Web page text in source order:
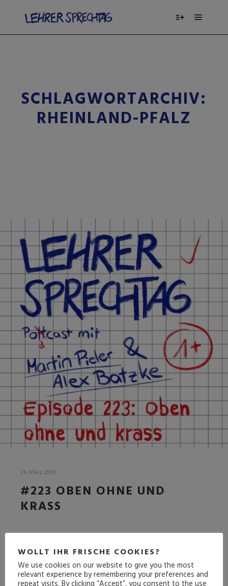
SCHLAGWORTARCHIV:
RHEINLAND-PFALZ
26. März 2026
#223 OBEN OHNE UND
KRASS
DIE NEIDLOSE FOLGE
WOLLT IHR FRISCHE COOKIES?
We use cookies on our website to give you the most
relevant experience by remembering your preferences and